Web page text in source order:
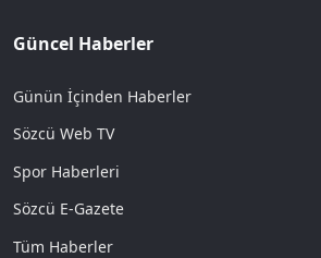
Güncel Haberler
Günün İçinden Haberler
Sözcü Web TV
Spor Haberleri
Sözcü E-Gazete
Tüm Haberler